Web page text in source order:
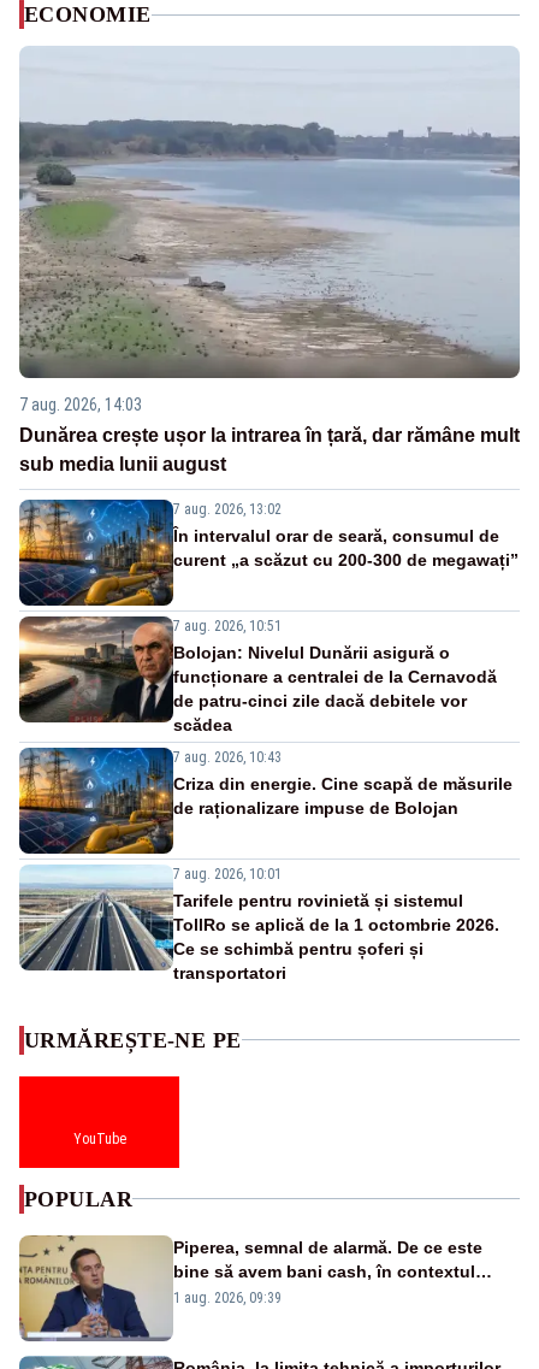
ECONOMIE
7 aug. 2026, 14:03
Dunărea crește ușor la intrarea în țară, dar rămâne mult
sub media lunii august
7 aug. 2026, 13:02
În intervalul orar de seară, consumul de
curent „a scăzut cu 200-300 de megawați”
7 aug. 2026, 10:51
Bolojan: Nivelul Dunării asigură o
funcționare a centralei de la Cernavodă
de patru-cinci zile dacă debitele vor
scădea
7 aug. 2026, 10:43
Criza din energie. Cine scapă de măsurile
de raționalizare impuse de Bolojan
7 aug. 2026, 10:01
Tarifele pentru rovinietă și sistemul
TollRo se aplică de la 1 octombrie 2026.
Ce se schimbă pentru șoferi și
transportatori
URMĂREȘTE-NE PE
YouTube
POPULAR
Piperea, semnal de alarmă. De ce este
bine să avem bani cash, în contextul
alertei energetice?
1 aug. 2026, 09:39